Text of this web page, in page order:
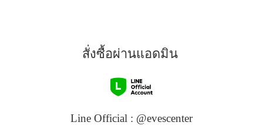
เคือง ช่วยให้ผิวแข็งแรง สุขภาพดีสั่งซื้อผ่านแอดมิน
Line Official : @evescenter